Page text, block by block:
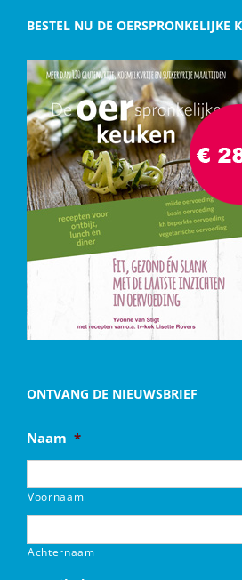
BESTEL NU DE OERSPRONKELIJKE
ONTVANG DE NIEUWSBRIEF
Naam *
Voornaam
Achternaam